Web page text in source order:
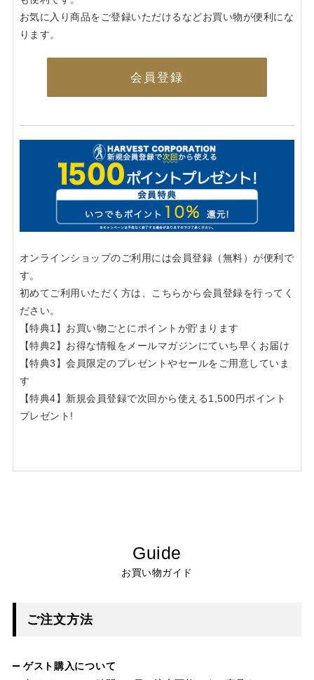
お気に入り商品をご登録いただけるなどお買い物が便利にな
ります。
会員登録
オンラインショップのご利用には会員登録（無料）が便利で
す。
初めてご利用いただく方は、こちらから会員登録を行ってく
ださい。
【特典1】お買い物ごとにポイントが貯まります
【特典2】お得な情報をメールマガジンにていち早くお届け
【特典3】会員限定のプレゼントやセールをご用意していま
す
【特典4】新規会員登録で次回から使える1,500円ポイント
プレゼント!
Guide
お買い物ガイド
ご注文方法
ゲスト購入について